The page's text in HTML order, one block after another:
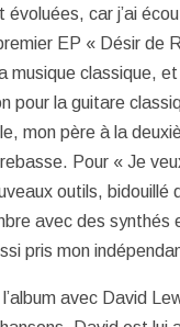
évoluées, car j’ai
EP « Désir de
musique classique,
pour la guitare
mon père à la
Pour « Je
outils, bidouillé
avec des synthés
pris mon
l’album avec David